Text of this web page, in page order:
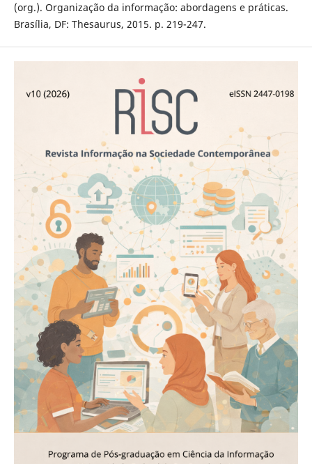
(org.). Organização da informação: abordagens e práticas.
Brasília, DF: Thesaurus, 2015. p. 219-247.